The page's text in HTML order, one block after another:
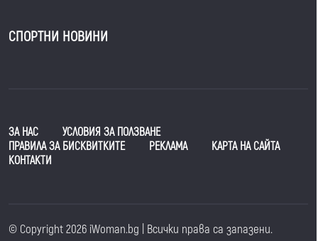
СПОРТНИ НОВИНИ
ЗА НАС
УСЛОВИЯ ЗА ПОЛЗВАНЕ
ПРАВИЛА ЗА БИСКВИТКИТЕ
РЕКЛАМА
КАРТА НА САЙТА
КОНТАКТИ
© Copyright 2026 iWoman.bg | Всички права са запазени.